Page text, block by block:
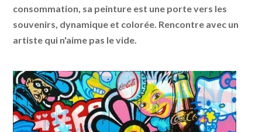
consommation, sa peinture est une porte vers les
souvenirs, dynamique et colorée. Rencontre avec un
artiste qui n'aime pas le vide.